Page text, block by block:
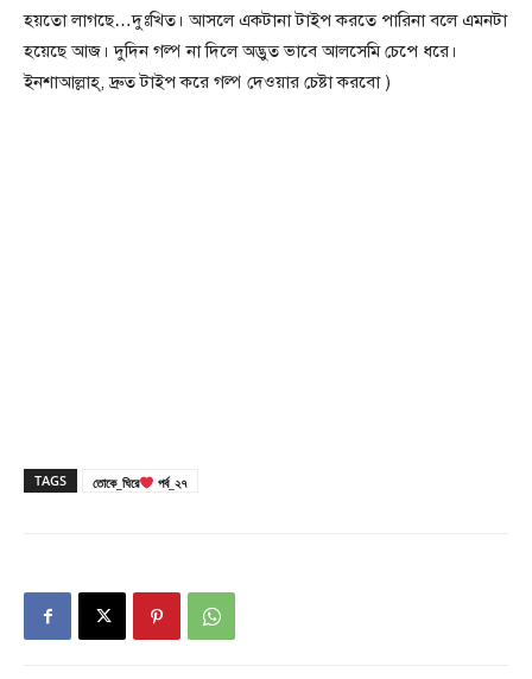
হয়তো লাগছে…দুঃখিত। আসলে একটানা টাইপ করতে পারিনা বলে এমনটা
হয়েছে আজ। দুদিন গল্প না দিলে অদ্ভুত ভাবে আলসেমি চেপে ধরে।
ইনশাআল্লাহ্, দ্রুত টাইপ করে গল্প দেওয়ার চেষ্টা করবো )
TAGS তোকে_ঘিরে পর্ব_২৭